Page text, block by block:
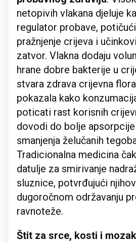
netopivih vlakana djeluje
regulator probave,
pražnjenje crijeva i
zatvor. Vlakna dodaju
hrane dobre bakterije u
stvara zdrava crijevna
pokazala kako
poticati rast korisnih
dovodi do bolje
smanjenja želučanih
Tradicionalna medicina
datulje za smirivanje
sluznice, potvrđujući
dugoročnom održavanju
ravnoteže.
Štit za srce, kosti i mozak